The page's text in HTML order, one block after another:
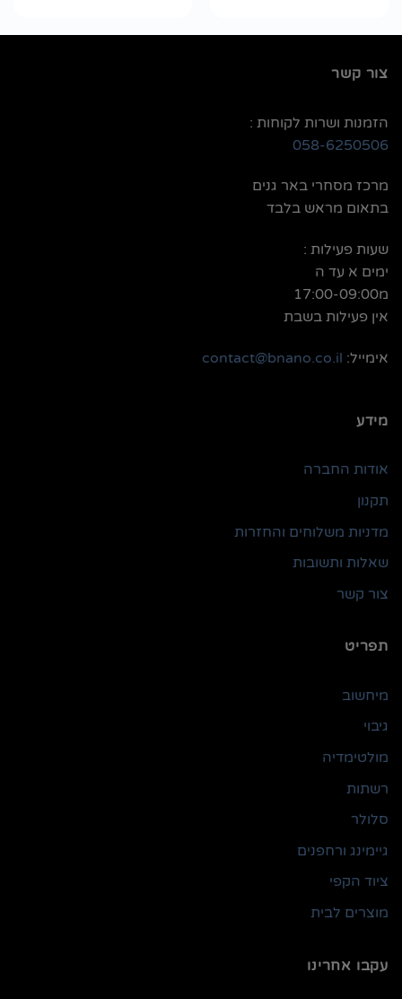
צור קשר
הזמנות ושרות לקוחות :
058-6250506
מרכז מסחרי באר גנים
בתאום מראש בלבד
שעות פעילות :
ימים א עד ה
מ17:00-09:00
אין פעילות בשבת
אימייל: contact@bnano.co.il
מידע
אודות החברה
תקנון
מדניות משלוחים והחזרות
שאלות ותשובות
צור קשר
תפריט
מיחשוב
גיבוי
מולטימדיה
רשתות
סלולר
גיימינג ורחפנים
ציוד הקפי
מוצרים לבית
עקבו אחרינו